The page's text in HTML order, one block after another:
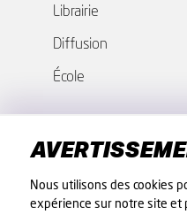
Librairie
Diffusion
École
GROUPES -
Nos offres
Fiches techniques
Nous utilisons des cookies
expérience sur notre site et